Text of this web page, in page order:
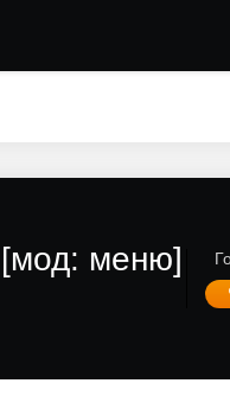
[мод: меню]